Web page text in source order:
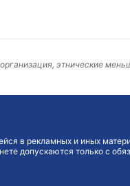
этнические
в рекламных и иных
допускаются только с